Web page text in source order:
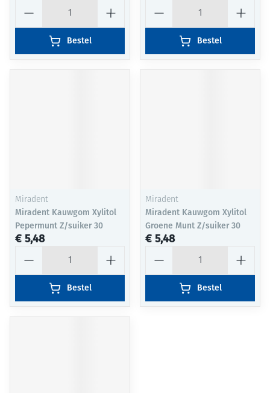
Bestel Bestel
Miradent
Miradent Kauwgom Xylitol
Pepermunt Z/suiker 30
€ 5,48
Bestel
Miradent
Miradent Kauwgom Xylitol
Groene Munt Z/suiker 30
€ 5,48
Bestel